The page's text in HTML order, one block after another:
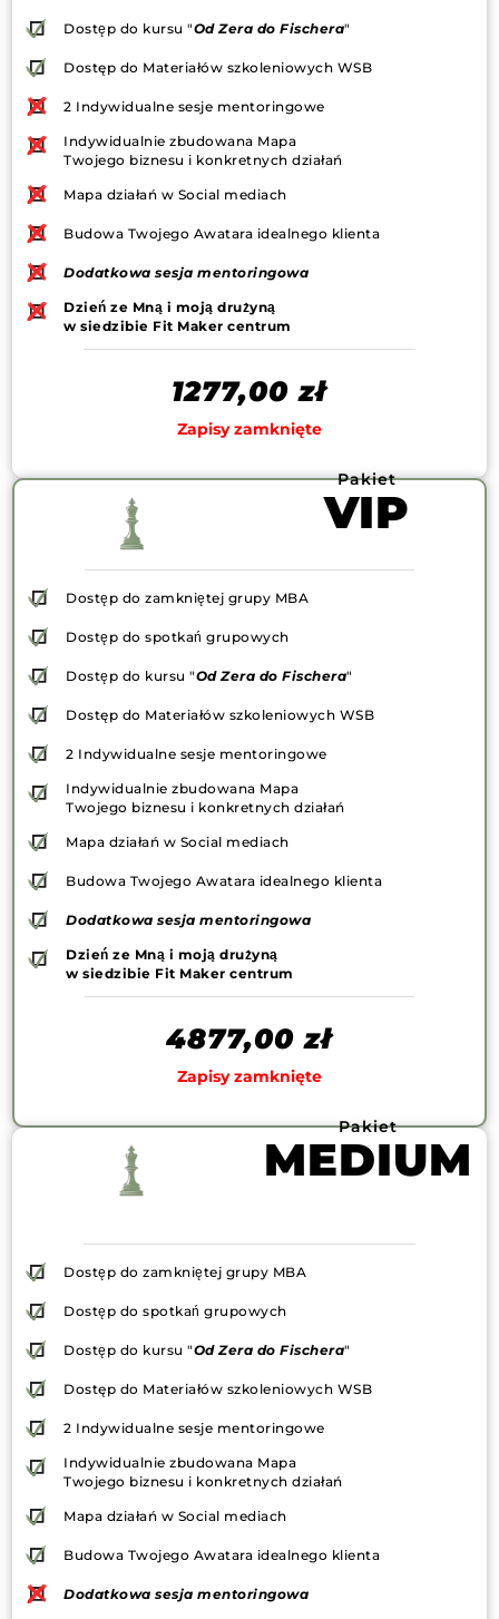
Dostęp do kursu "Od Zera do Fischera"
Dostęp do Materiałów szkoleniowych WSB
2 Indywidualne sesje mentoringowe
Indywidualnie zbudowana Mapa
Twojego biznesu i konkretnych działań
Mapa działań w Social mediach
Budowa Twojego Awatara idealnego klienta
Dodatkowa sesja mentoringowa
Dzień ze Mną i moją drużyną
w siedzibie Fit Maker centrum
1277,00zł
Zapisy zamknięte
Pakiet
VIP
Dostęp do zamkniętej grupy MBA
Dostęp do spotkań grupowych
Dostęp do kursu "Od Zera do Fischera"
Dostęp do Materiałów szkoleniowych WSB
2 Indywidualne sesje mentoringowe
Indywidualnie zbudowana Mapa
Twojego biznesu i konkretnych działań
Mapa działań w Social mediach
Budowa Twojego Awatara idealnego klienta
Dodatkowa sesja mentoringowa
Dzień ze Mną i moją drużyną
w siedzibie Fit Maker centrum
4877,00zł
Zapisy zamknięte
Pakiet
MEDIUM
Dostęp do zamkniętej grupy MBA
Dostęp do spotkań grupowych
Dostęp do kursu "Od Zera do Fischera"
Dostęp do Materiałów szkoleniowych WSB
2 Indywidualne sesje mentoringowe
Indywidualnie zbudowana Mapa
Twojego biznesu i konkretnych działań
Mapa działań w Social mediach
Budowa Twojego Awatara idealnego klienta
Dodatkowa sesja mentoringowa